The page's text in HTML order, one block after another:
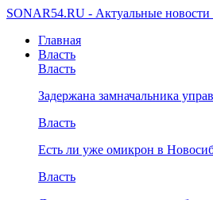
SONAR54.RU - Актуальные
Главная
Власть
Власть
Задержана замначальника
Власть
Есть ли уже омикрон в
Власть